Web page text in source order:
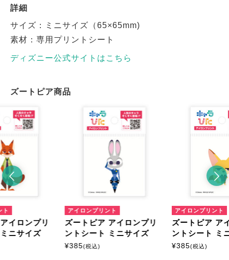
詳細
サイズ：ミニサイズ（65×65mm)
素材：専用プリントシート
ディズニー公式サイトはこちら
ズートピア商品
ト
イロンプリ
ニサイズ
アイロンプリント
ズートピア アイロンプリ
ントシート ミニサイズ
¥385(税込)
アイロンプリント
ズートピア ア
ントシート ミ
¥385(税込)